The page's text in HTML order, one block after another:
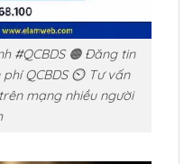
#QCBDS 🟠 Đăng tin
QCBDS ⏲️ Tư vấn
mạng nhiều người